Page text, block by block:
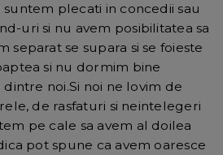
suntem plecati in concedii sau
uri si nu avem posibilitatea sa
separat se supara si se foieste
si nu dormim bine
noi.Si noi ne lovim de
de rasfaturi si neintelegeri
pe cale sa avem al doilea
pot spune ca avem oaresce